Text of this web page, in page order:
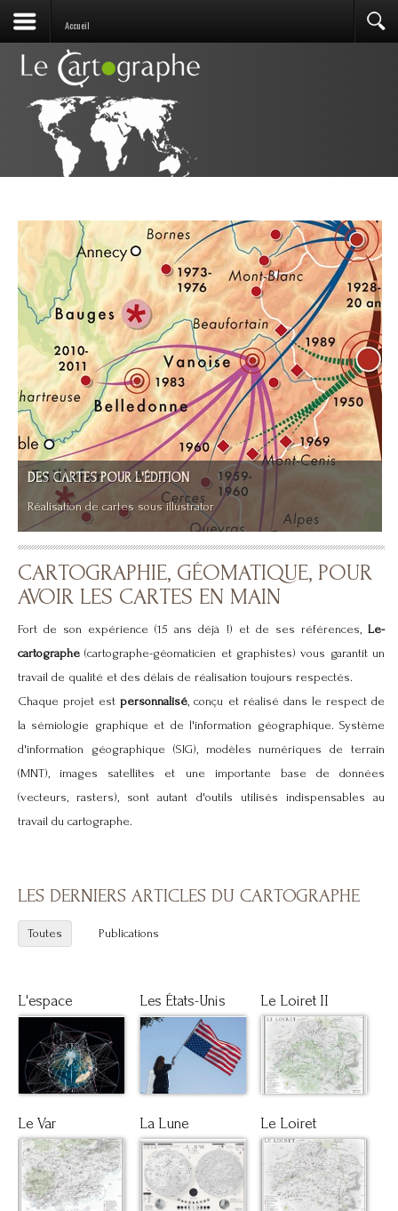
Accueil
DES CARTES POUR L'ÉDITION
Réalisation de cartes sous illustrator
CARTOGRAPHIE, GÉOMATIQUE, POUR
AVOIR LES CARTES EN MAIN
Fort de son expérience (15 ans déjà !) et de ses références,Le-
cartographe (cartographe-géomaticien et graphistes) vous garantit un
travail de qualité et des délais de réalisation toujours respectés.
Chaque projet estpersonnalisé, conçu et réalisé dans le respect de
la sémiologie graphique et de l'information géographique. Système
d'information géographique (SIG), modèles numériques de terrain
(MNT), images satellites et une importante base de données
(vecteurs, rasters), sont autant d'outils utilisés indispensables au
travail du cartographe.
LES DERNIERS ARTICLES DU CARTOGRAPHE
Toutes Publications
L'espace Les États-Unis Le Loiret II
Le Var La Lune Le Loiret